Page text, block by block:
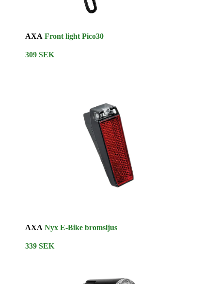
AXAFront light Pico30
309 SEK
AXANyx E-Bike bromsljus
339 SEK